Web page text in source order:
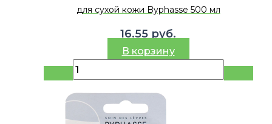
для сухой кожи Byphasse 500 мл
16.55 руб.
В корзину